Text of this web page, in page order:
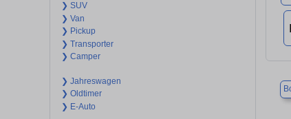
❯ SUV
❯ Van
❯ Pickup
❯ Transporter
❯ Camper
❯ Jahreswagen
❯ Oldtimer
❯ E-Auto